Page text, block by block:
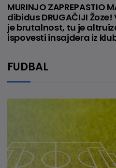
MURINJO ZAPREPASTIO
dibidus DRUGAČIJI
je brutalnost, tu je
ispovesti insajdera iz
FUDBAL